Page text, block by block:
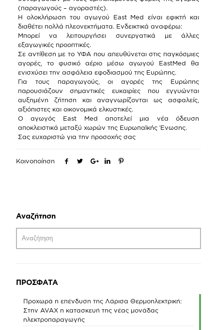
(παραγωγούς – αγοραστές).
Η ολοκλήρωση του αγωγού East Med είναι εφικτή και
διαθέτει πολλά πλεονεκτήματα. Ενδεικτικά αναφέρω:
Μπορεί να λειτουργήσει συνεργατικά με άλλες
εξαγωγικές προοπτικές.
Σε αντίθεση με το ΥΦΑ που απευθύνεται στις παγκόσμιες
αγορές, το φυσικό αέριο μέσω αγωγού EastMed θα
ενισχύσει την ασφάλεια εφοδιασμού της Ευρώπης.
Για τους παραγωγούς, οι αγορές της Ευρώπης
παρουσιάζουν σημαντικές ευκαιρίες που εγγυώνται
αυξημένη ζήτηση και αναγνωρίζονται ως ασφαλείς,
αξιόπιστες και οικονομικά ελκυστικές.
Ο αγωγός East Med αποτελεί μια νέα όδευση
αποκλειστικά μεταξύ χωρών της Ευρωπαϊκής Ένωσης.
Σας ευχαριστώ για την προσοχής σας
Κοινοποίηση
Αναζήτηση
ΠΡΟΣΦΑΤΑ
Προχωρά η επένδυση της Λάρισα Θερμοηλεκτρική:
Στην AVAX η κατασκευή της νέας μονάδας
ηλεκτροπαραγωγής